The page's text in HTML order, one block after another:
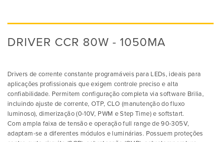
DRIVER CCR 80W - 1050MA
Drivers de corrente constante programáveis para LEDs, ideais para
aplicações profissionais que exigem controle preciso e alta
confiabilidade. Permitem configuração completa via software Brilia,
incluindo ajuste de corrente, OTP, CLO (manutenção do fluxo
luminoso), dimerização (0-10V, PWM e Step Time) e softstart.
Com ampla faixa de tensão e operação full range de 90-305V,
adaptam-se a diferentes módulos e luminárias. Possuem proteções